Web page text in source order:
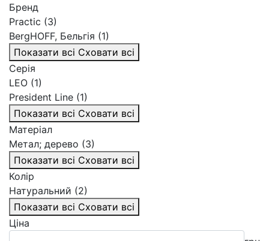
Бренд
Practic (3)
BergHOFF, Бельгія (1)
Показати всі Сховати всі
Серія
LEO (1)
President Line (1)
Показати всі Сховати всі
Матеріал
Метал; дерево (3)
Показати всі Сховати всі
Колір
Натуральний (2)
Показати всі Сховати всі
Ціна